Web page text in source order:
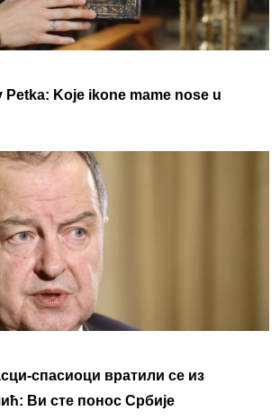
Petka: Koje ikone mame nose u
спасиоци вратили се из
Ви сте понос Србије